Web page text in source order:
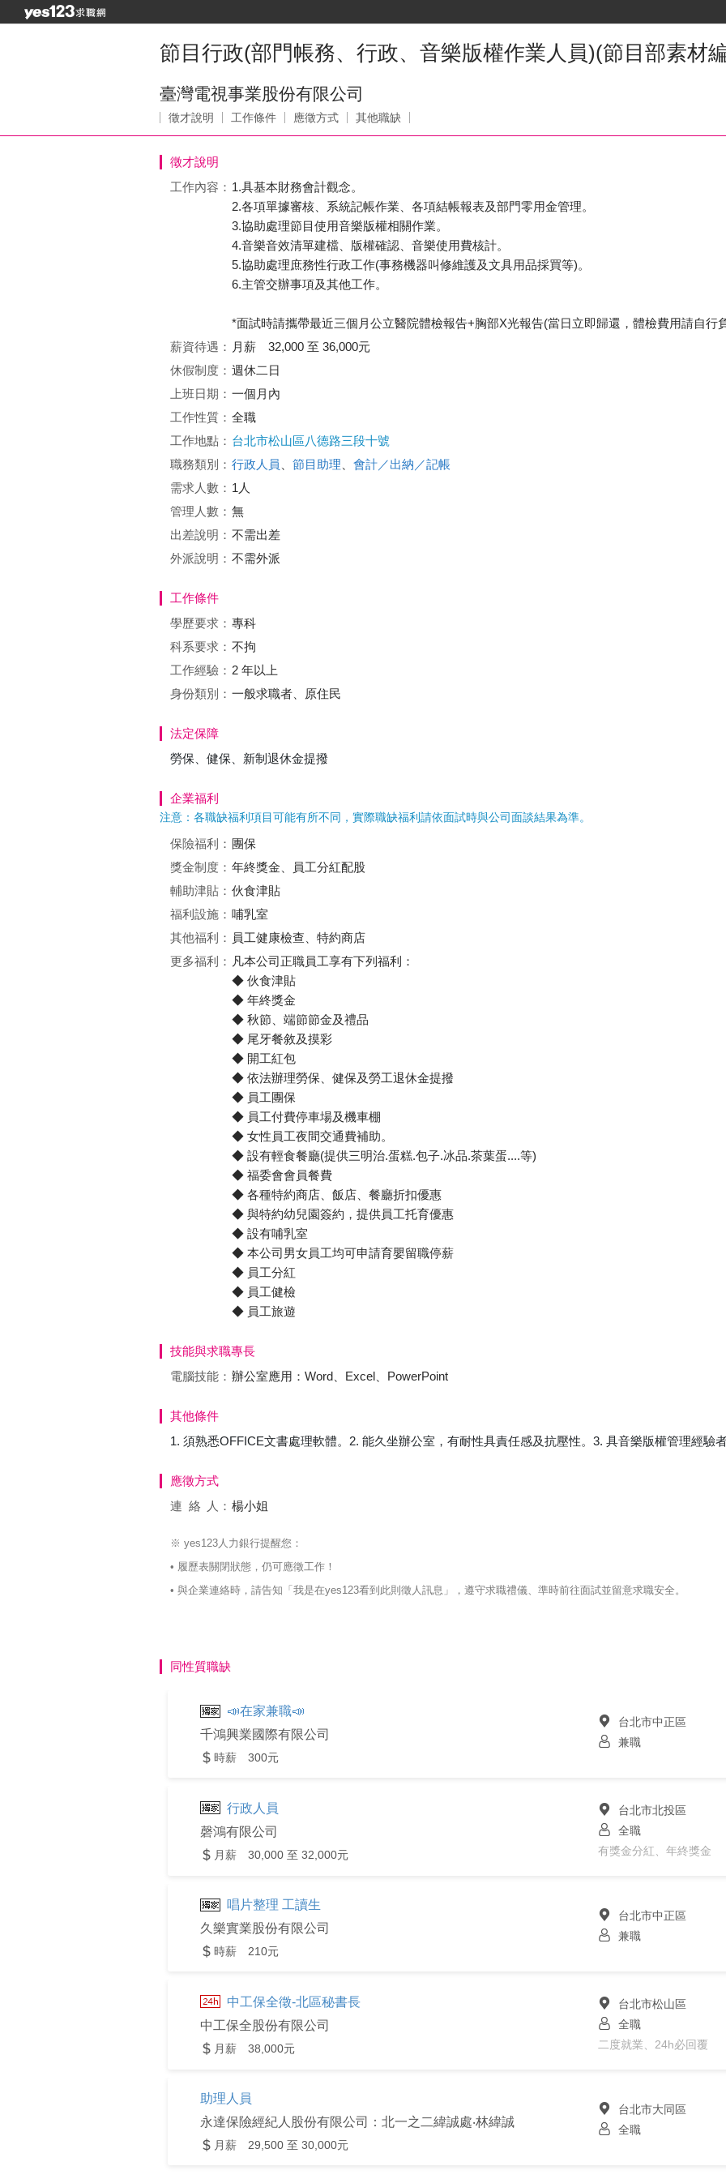
節目行政(部門帳務、行政、音樂版權作業人員)(節目部素材
臺灣電視事業股份有限公司
徵才說明 工作條件 應徵方式 其他職缺
徵才說明
工作內容： 1.具基本財務會計觀念。
2.各項單據審核、系統記帳作業、各項結帳報表及部門零用金管理。
3.協助處理節目使用音樂版權相關作業。
4.音樂音效清單建檔、版權確認、音樂使用費核計。
5.協助處理庶務性行政工作(事務機器叫修維護及文具用品採買等)。
6.主管交辦事項及其他工作。
*面試時請攜帶最近三個月公立醫院體檢報告+胸部X光報告(當日立即歸還，體檢費用請自行
薪資待遇： 月薪 32,000 至 36,000元
休假制度： 週休二日
上班日期： 一個月內
工作性質： 全職
工作地點： 台北市松山區八德路三段十號
職務類別： 行政人員 節目助理
會計／出納／記帳
需求人數： 1人
管理人數： 無
出差說明： 不需出差
外派說明： 不需外派
工作條件
學歷要求： 專科
科系要求： 不拘
工作經驗： 2 年以上
身份類別： 一般求職者、原住民
法定保障
勞保、健保、新制退休金提撥
企業福利
注意：各職缺福利項目可能有所不同，實際職缺福利請依面試時與公司面談結果為準。
保險福利： 團保
獎金制度： 年終獎金、員工分紅配股
輔助津貼： 伙食津貼
福利設施： 哺乳室
其他福利： 員工健康檢查、特約商店
更多福利： 凡本公司正職員工享有下列福利：
◆ 伙食津貼
◆ 年終獎金
◆ 秋節、端節節金及禮品
◆ 尾牙餐敘及摸彩
◆ 開工紅包
◆ 依法辦理勞保、健保及勞工退休金提撥
◆ 員工團保
◆ 員工付費停車場及機車棚
◆ 女性員工夜間交通費補助。
◆ 設有輕食餐廳(提供三明治.蛋糕.包子.冰品.茶葉蛋....等)
◆ 福委會會員餐費
◆ 各種特約商店、飯店、餐廳折扣優惠
◆ 與特約幼兒園簽約，提供員工托育優惠
◆ 設有哺乳室
◆ 本公司男女員工均可申請育嬰留職停薪
◆ 員工分紅
◆ 員工健檢
◆ 員工旅遊
技能與求職專長
電腦技能： 辦公室應用：Word、Excel、PowerPoint
其他條件
1. 須熟悉OFFICE文書處理軟體。2. 能久坐辦公室，有耐性具責任感及抗壓性。3. 具音樂版權管理經驗
應徵方式
連絡
人： 楊小姐
※ yes123人力銀行提醒您：
• 履歷表關閉狀態，仍可應徵工作！
• 與企業連絡時，請告知「我是在yes123看到此則徵人訊息」，遵守求職禮儀、準時前往面試並留意求職安全。
同性質職缺
📣在家兼職📣
千鴻興業國際有限公司
時薪 300元
台北市中正區
兼職
行政人員
磬鴻有限公司
月薪 30,000 至 32,000元
台北市北投區
全職
有獎金分紅、年終獎金
唱片整理 工讀生
久樂實業股份有限公司
時薪 210元
台北市中正區
兼職
中工保全徵-北區秘書長
中工保全股份有限公司
月薪 38,000元
台北市松山區
全職
二度就業、24h必回覆
助理人員
永達保險經紀人股份有限公司：北一之二緯誠處‧林緯誠
月薪 29,500 至 30,000元
台北市大同區
全職